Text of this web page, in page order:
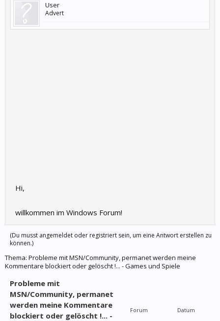
User
Advert
Hi,
willkommen im Windows Forum!
(Du musst angemeldet oder registriert sein, um eine Antwort erstellen zu
können.)
Thema: Probleme mit MSN/Community, permanet werden meine
Kommentare blockiert oder gelöscht !... - Games und Spiele
Probleme mit
MSN/Community, permanet
werden meine Kommentare
blockiert oder gelöscht !... -
Forum Datum